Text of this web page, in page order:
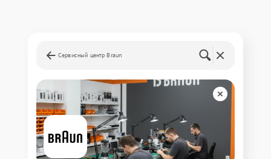
Сервисный центр Braun